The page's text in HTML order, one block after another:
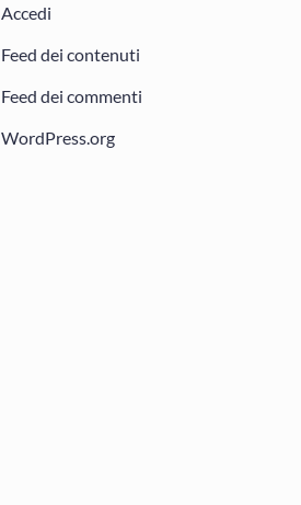
Accedi
Feed dei contenuti
Feed dei commenti
WordPress.org